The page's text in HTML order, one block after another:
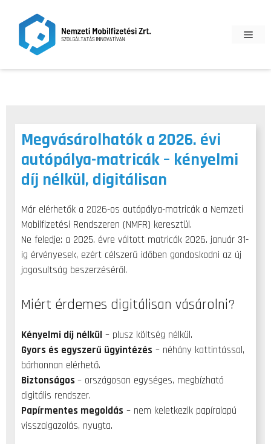
tartalomba
Megvásárolhatók a 2026. évi
autópálya-matricák – kényelmi
díj nélkül, digitálisan
Már elérhetők a 2026-os autópálya-matricák a Nemzeti
Mobilfizetési Rendszeren (NMFR) keresztül.
Ne feledje: a 2025. évre váltott matricák 2026. január 31-
ig érvényesek, ezért célszerű időben gondoskodni az új
jogosultság beszerzéséről.
Miért érdemes digitálisan vásárolni?
Kényelmi díj nélkül – plusz költség nélkül.
Gyors és egyszerű ügyintézés – néhány kattintással,
bárhonnan elérhető.
Biztonságos – országosan egységes, megbízható
digitális rendszer.
Papírmentes megoldás – nem keletkezik papíralapú
visszaigazolás, nyugta.